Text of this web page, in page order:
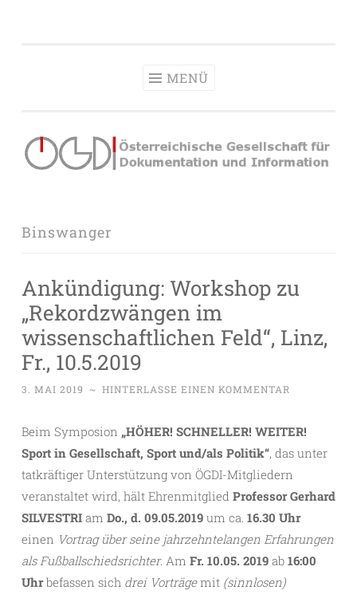
MENÜ
Binswanger
Ankündigung: Workshop zu
„Rekordzwängen im
wissenschaftlichen Feld“, Linz,
Fr., 10.5.2019
3. MAI 2019 ~ HINTERLASSE EINEN KOMMENTAR
Beim Symposion „HÖHER! SCHNELLER! WEITER!
Sport in Gesellschaft, Sport und/als Politik“, das unter
tatkräftiger Unterstützung von ÖGDI-Mitgliedern
veranstaltet wird, hält Ehrenmitglied Professor Gerhard
SILVESTRI am Do., d. 09.05.2019 um ca. 16.30 Uhr
einen Vortrag über seine jahrzehntelangen Erfahrungen
als Fußballschiedsrichter. Am Fr. 10.05. 2019 ab 16:00
Uhrbefassen sich drei Vorträgemit (sinnlosen)